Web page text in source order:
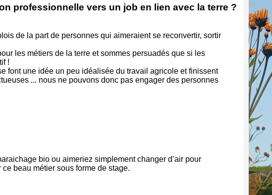
professionnelle vers un job en lien avec la terre ?
de la part de personnes qui aimeraient se reconvertir, sortir
les métiers de la terre et sommes persuadés que si les
!
font une idée un peu idéalisée du travail agricole et finissent
... nous ne pouvons donc pas engager des personnes
bio ou aimeriez simplement changer d’air pour
beau métier sous forme de stage.